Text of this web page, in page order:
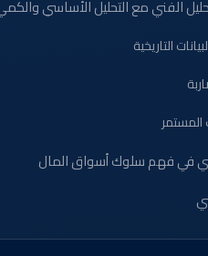
الفني مع التحليل الأساسي
التاريخية
المستمر
في فهم سلوك أسواق المال